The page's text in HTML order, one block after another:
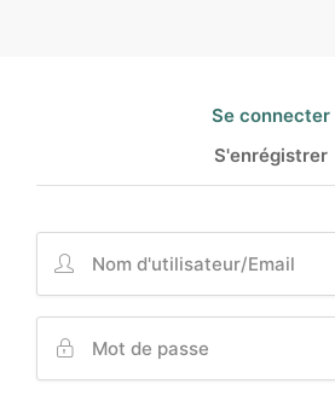
Se connecter
S'enrégistrer